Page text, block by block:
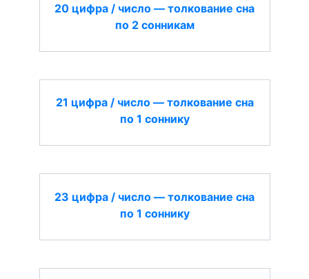
20 цифра / число — толкование сна
по 2 сонникам
21 цифра / число — толкование сна
по 1 соннику
23 цифра / число — толкование сна
по 1 соннику